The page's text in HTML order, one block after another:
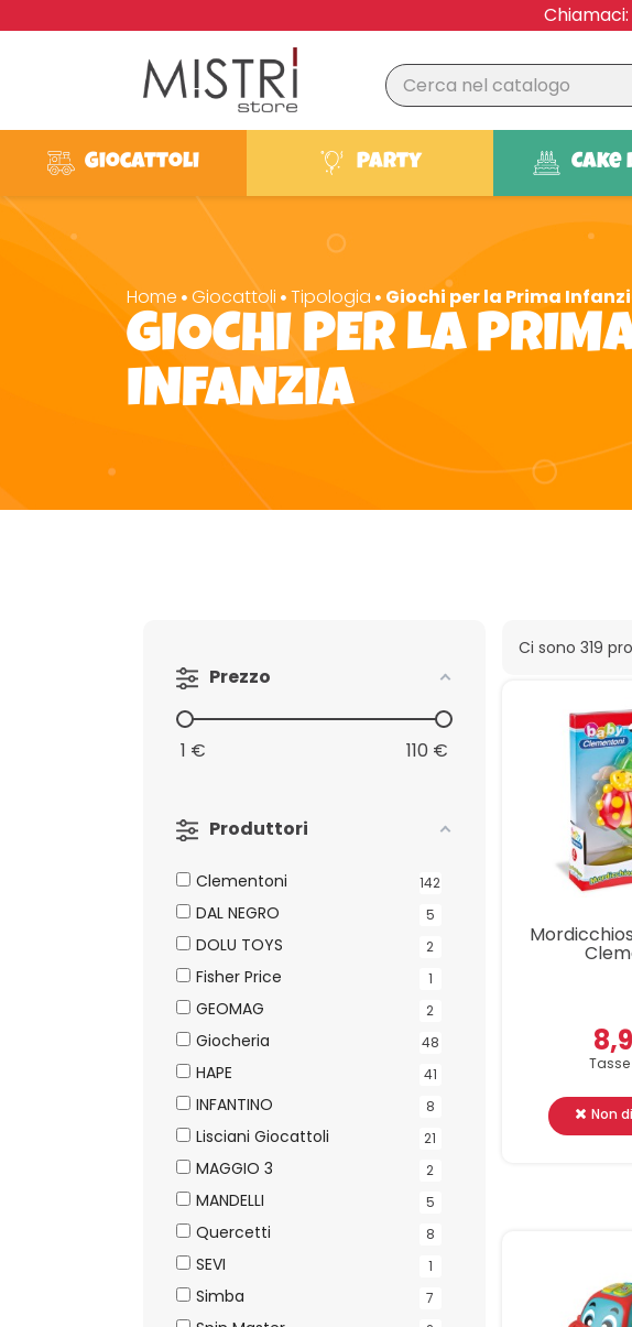
Chiamaci:
Giocattoli Party Cake
Home Giocattoli Tipologia Giochi per la Prima
GIOCHI PER LA
INFANZIA
Prezzo
1 € 110 €
Produttori
Clementoni 142
DAL NEGRO 5
DOLU TOYS 2
Fisher Price 1
GEOMAG 2
Giocheria 48
HAPE 41
INFANTINO 8
Lisciani Giocattoli 21
MAGGIO 3 2
MANDELLI 5
Quercetti 8
SEVI 1
Simba 7
Ci sono 319
Non